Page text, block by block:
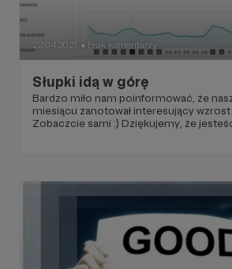
22.04.2021 ● Brak komentarzy
Słupki idą w górę
Bardzo miło nam poinformować, że
miesiącu zanotował interesujący
Zobaczcie sami :) Dziękujemy, że